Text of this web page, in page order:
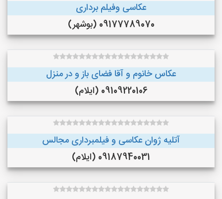
عکاسی وفیلم برداری
09177789070 (بوشهر)
عکاس خانوم و آقا فضای باز و در منزل
09109220106 (ایلام)
آتلیه ژوان عکاسی و فیلمبرداری مجالس
09187940031 (ایلام)